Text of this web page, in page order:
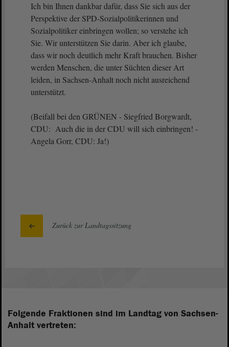
Ich bin Ihnen dankbar dafür, dass Sie sich aus der
Perspektive der SPD-Sozialpolitikerinnen und
Sozialpolitiker einbringen wollen; so verstehe ich
Sie. Wir unterstützen Sie darin. Aber ich glaube,
dass wir noch deutlich mehr Kraft brauchen. Bisher
werden Menschen, die unter Süchten dieser Art
leiden, in Sachsen-Anhalt noch nicht ausreichend
unterstützt.
(Beifall bei den GRÜNEN - Siegfried Borgwardt,
CDU: Auch die in der CDU will sich einbringen! -
Angela Gorr, CDU: Ja!)
Zurück zur Landtagssitzung
Folgende Fraktionen sind im Landtag von Sachsen-
Anhalt vertreten: